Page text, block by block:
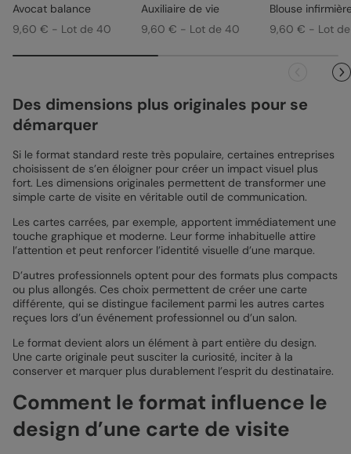
Avocat balance
9,60 € - Lot de 40
Auxiliaire de vie
9,60 € - Lot de 40
Blouse
9,60 € - Lot
Des dimensions plus originales pour se
démarquer
Si le format standard reste très populaire, certaines entreprises
choisissent de s’en éloigner pour créer un impact visuel plus
fort. Les dimensions originales permettent de transformer une
simple carte de visite en véritable outil de communication.
Les cartes carrées, par exemple, apportent immédiatement une
touche graphique et moderne. Leur forme inhabituelle attire
l’attention et peut renforcer l’identité visuelle d’une marque.
D’autres professionnels optent pour des formats plus compacts
ou plus allongés. Ces choix permettent de créer une carte
différente, qui se distingue facilement parmi les autres cartes
reçues lors d’un événement professionnel ou d’un salon.
Le format devient alors un élément à part entière du design.
Une carte originale peut susciter la curiosité, inciter à la
conserver et marquer plus durablement l’esprit du destinataire.
Comment le format influence le
design d’une carte de visite